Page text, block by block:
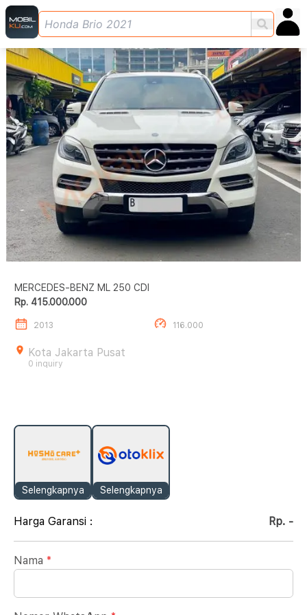
MERCEDES-BENZ ML 250 CDI
Rp. 415.000.000
2013 116.000
Kota Jakarta Pusat
0 inquiry
Selengkapnya Selengkapnya
Harga Garansi : Rp. -
Nama *